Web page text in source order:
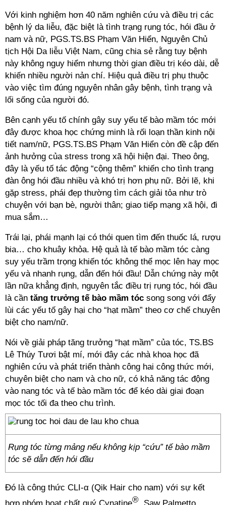
Với kinh nghiệm hơn 40 năm nghiên cứu và điều trị các
bệnh lý da liễu, đặc biệt là tình trạng rụng tóc, hói đầu ở
nam và nữ, PGS.TS.BS Phạm Văn Hiển, Nguyên Chủ
tịch Hội Da liễu Việt Nam, cũng chia sẻ rằng tuy bệnh
này không nguy hiểm nhưng thời gian điều trị kéo dài, dễ
khiến nhiều người nản chí. Hiệu quả điều trị phụ thuộc
vào việc tìm đúng nguyên nhân gây bệnh, tình trạng và
lối sống của người đó.
Bên cạnh yếu tố chính gây suy yếu tế bào mầm tóc mới
đây được khoa học chứng minh là rối loạn thần kinh nội
tiết nam/nữ, PGS.TS.BS Phạm Văn Hiển còn đề cập đến
ảnh hưởng của stress trong xã hội hiện đại. Theo ông,
đây là yếu tố tác động “cộng thêm” khiến cho tình trạng
đàn ông hói đầu nhiều và khó trị hơn phụ nữ. Bởi lẽ, khi
gặp stress, phái đẹp thường tìm cách giải tỏa như trò
chuyện với bạn bè, người thân; giao tiếp mạng xã hội, đi
mua sắm…
Trái lại, phái mạnh lại có thói quen tìm đến thuốc lá, rượu
bia… cho khuây khỏa. Hệ quả là tế bào mầm tóc càng
suy yếu trầm trọng khiến tóc không thể mọc lên hay mọc
yếu và nhanh rụng, dẫn đến hói đầu! Dẫn chứng này một
lần nữa khẳng định, nguyên tắc điều trị rụng tóc, hói đầu
là cần tăng trưởng tế bào mầm tóc song song với đẩy
lùi các yếu tố gây hại cho “hạt mầm” theo cơ chế chuyên
biệt cho nam/nữ.
Nói về giải pháp tăng trưởng “hạt mầm” của tóc, TS.BS
Lê Thúy Tươi bật mí, mới đây các nhà khoa học đã
nghiên cứu và phát triển thành công hai công thức mới,
chuyên biệt cho nam và cho nữ, có khả năng tác động
vào nang tóc và tế bào mầm tóc để kéo dài giai đoạn
mọc tóc tối đa theo chu trình.
Rụng tóc từng mảng nếu không kịp “cứu” tế bào mầm
tóc sẽ dẫn đến hói đầu
Đó là công thức CLI-α (Qik Hair cho nam) với sự kết
hợp nhóm hoạt chất quý Cynatine® , Saw Palmetto,